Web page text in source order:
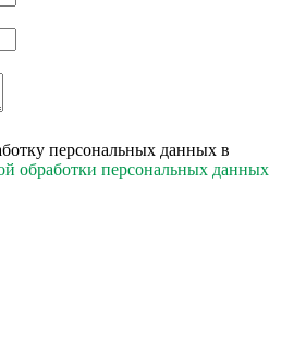
персональных данных в
обработки персональных данных